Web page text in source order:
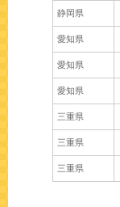
静岡県
愛知県
愛知県
愛知県
三重県
三重県
三重県